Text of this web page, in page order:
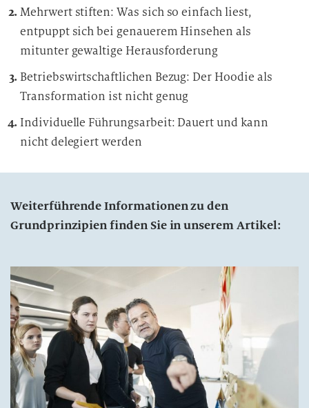
Mehrwert stiften: Was sich so einfach liest,
entpuppt sich bei genauerem Hinsehen als
mitunter gewaltige Herausforderung
Betriebswirtschaftlichen Bezug: Der Hoodie als
Transformation ist nicht genug
Individuelle Führungsarbeit: Dauert und kann
nicht delegiert werden
Weiterführende Informationen zu den
Grundprinzipien finden Sie in unserem Artikel: